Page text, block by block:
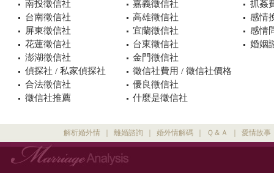
南投徵信社
嘉義徵信社
台南徵信社
高雄徵信社
屏東徵信社
宜蘭徵信社
花蓮徵信社
台東徵信社
澎湖徵信社
金門徵信社
偵探社 / 私家偵探社
徵信社費用 / 徵信社價格
合法徵信社
優良徵信社
徵信社推薦
什麼是徵信社
抓姦
感情
感情
婚姻
解析婚外情 離婚諮詢 婚外情解碼 Ｑ＆Ａ 愛情故事